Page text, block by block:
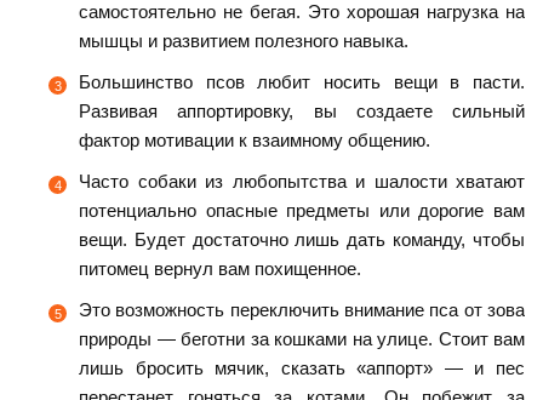
самостоятельно не бегая. Это хорошая нагрузка на
мышцы и развитием полезного навыка.
Большинство псов любит носить вещи в пасти.
Развивая аппортировку, вы создаете сильный
фактор мотивации к взаимному общению.
Часто собаки из любопытства и шалости хватают
потенциально опасные предметы или дорогие вам
вещи. Будет достаточно лишь дать команду, чтобы
питомец вернул вам похищенное.
Это возможность переключить внимание пса от зова
природы — беготни за кошками на улице. Стоит вам
лишь бросить мячик, сказать «аппорт» — и пес